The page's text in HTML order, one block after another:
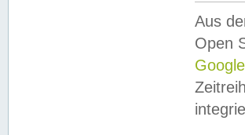
Aus
Open